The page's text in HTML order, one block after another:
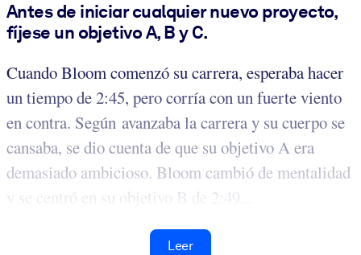
Antes de iniciar cualquier nuevo proyecto,
fíjese un objetivo A, B y C.
Cuando Bloom comenzó su carrera, esperaba hacer
un tiempo de 2:45, pero corría con un fuerte viento
en contra. Según avanzaba la carrera y su cuerpo se
cansaba, se dio cuenta de que su objetivo A era
demasiado ambicioso. Bloom cambió de mentalidad
y se centró en su objetivo B de 2:49...
Leer